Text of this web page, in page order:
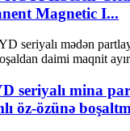
Magnetic I...
seriyalı mina
öz-özünə